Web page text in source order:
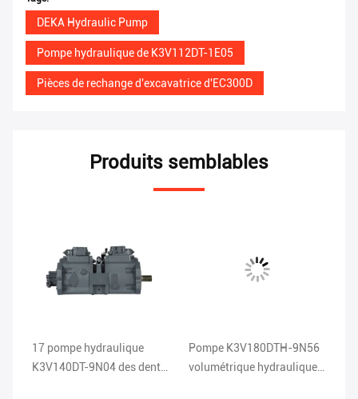
DEKA Hydraulic Pump
Pompe hydraulique de K3V112DT-1E05
Pièces de rechange d'excavatrice d'EC300D
Produits semblables
17 pompe hydraulique
K3V140DT-9N04 des dents
Pompe K3V180DTH-9N56
volumétrique hydraulique